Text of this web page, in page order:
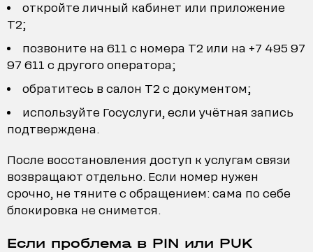
откройте личный кабинет или приложение
T2;
позвоните на 611 с номера T2 или на +7 495 97
97 611 с другого оператора;
обратитесь в салон T2 с документом;
используйте Госуслуги, если учётная запись
подтверждена.
После восстановления доступ к услугам связи
возвращают отдельно. Если номер нужен
срочно, не тяните с обращением: сама по себе
блокировка не снимется.
Если проблема в PIN или PUK